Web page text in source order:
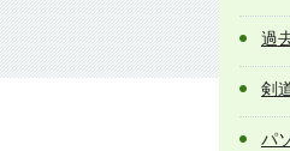
過
剣
パ